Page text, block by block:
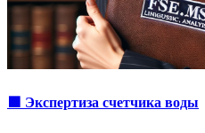
🟩 Экспертиза счетчика воды